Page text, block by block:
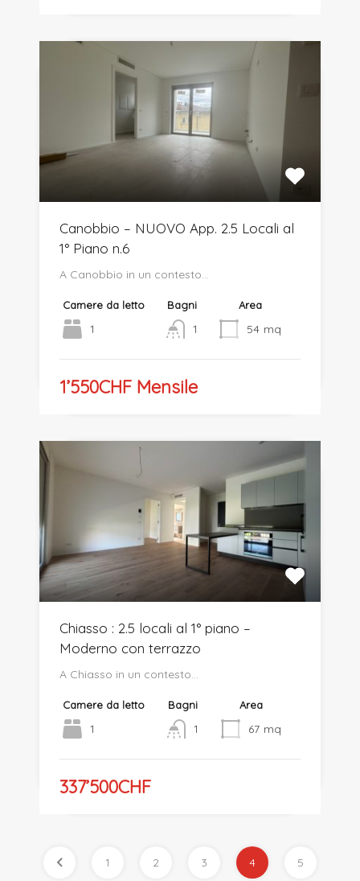
Canobbio – NUOVO App. 2.5 Locali al
1° Piano n.6
A Canobbio in un contesto…
Camere da letto
1
Bagni
1
Area
54 mq
1’550CHF Mensile
Chiasso : 2.5 locali al 1° piano –
Moderno con terrazzo
A Chiasso in un contesto…
Camere da letto
1
Bagni
1
Area
67 mq
337’500CHF
1 2 3 4 5